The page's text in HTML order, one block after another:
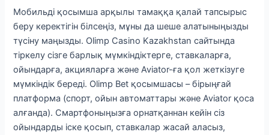
Мобильді қосымша арқылы тамаққа қалай тапсырыс
беру керектігін білсеңіз, мұны да шеше алатыныңызды
түсіну маңызды. Olimp Casino Kazakhstan сайтында
тіркелу сізге барлық мүмкіндіктерге, ставкаларға,
ойындарға, акцияларға және Aviator-ға қол жеткізуге
мүмкіндік береді. Olimp Bet қосымшасы – бірыңғай
платформа (спорт, ойын автоматтары және Aviator қоса
алғанда). Смартфоныңызға орнатқаннан кейін сіз
ойындарды іске қосып, ставкалар жасай аласыз,